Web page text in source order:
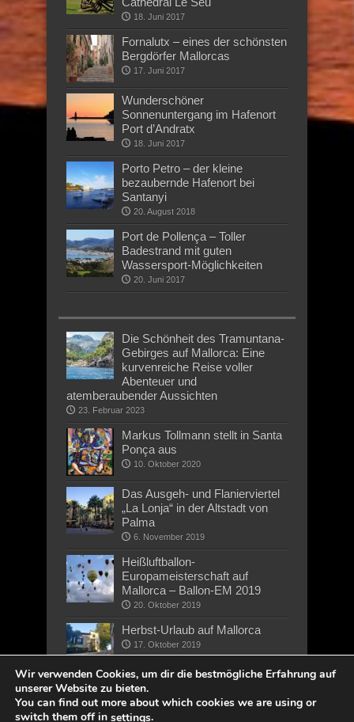
18. Juni 2017
Fornalutx – eines der schönsten
Bergdörfer Mallorcas
17. Juni 2017
Wunderschöner
Sonnenuntergang im Hafenort
Port d’Andratx
18. Juni 2017
Porto Petro – der kleine
bezaubernde Hafenort bei
Santanyi
20. August 2018
Port de Pollença – Toller
Badestrand mit guten
Wassersport-Möglichkeiten
20. Juni 2017
Die Schönheit des Tramuntana-
Gebirges auf Mallorca: Eine
kurvenreiche Reise voller
Abenteuer und
atemberaubender Aussichten
23. Februar 2023
Markus Tollmann stellt in Santa
Ponça aus
10. Oktober 2020
Das Ausgeh- und Flanierviertel
„La Lonja“ in der Altstadt von
Palma
6. November 2019
Heißluftballon-
Europameisterschaft auf
Mallorca – Ballon-EM 2019
20. Oktober 2019
Herbst-Urlaub auf Mallorca
17. Oktober 2019
Wir verwenden Cookies, um dir die bestmögliche Erfahrung auf
unserer Website zu bieten.
You can find out more about which cookies we are using or
switch them off in settings.